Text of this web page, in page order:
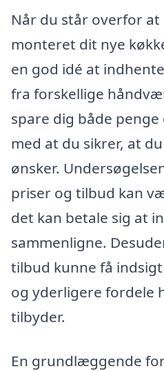
Når du står overfor at
monteret dit nye
en god idé at
fra forskellige
spare dig både
med at du sikrer, at
ønsker.
priser og tilbud kan
det kan betale sig at
sammenligne.
tilbud kunne få
og yderligere fordele
tilbyder.
En grundlæggende